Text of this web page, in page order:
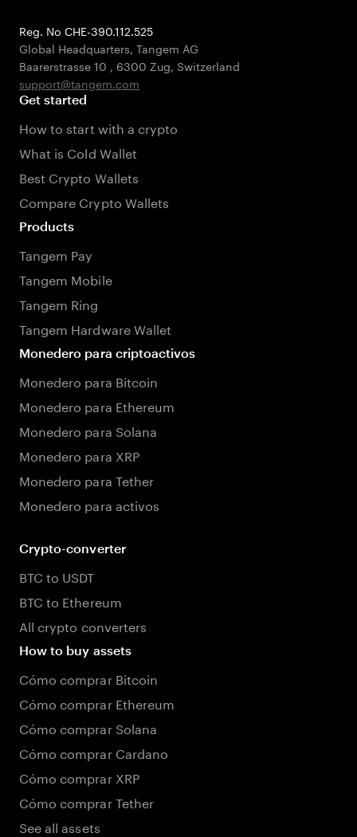
Reg. No CHE-390.112.525
Global Headquarters, Tangem AG
Baarerstrasse 10 , 6300 Zug, Switzerland
support@tangem.com
Get started
How to start with a crypto
What is Cold Wallet
Best Crypto Wallets
Compare Crypto Wallets
Products
Tangem Pay
Tangem Mobile
Tangem Ring
Tangem Hardware Wallet
Monedero para criptoactivos
Monedero para Bitcoin
Monedero para Ethereum
Monedero para Solana
Monedero para XRP
Monedero para Tether
Monedero para activos
Crypto-converter
BTC to USDT
BTC to Ethereum
All crypto converters
How to buy assets
Cómo comprar Bitcoin
Cómo comprar Ethereum
Cómo comprar Solana
Cómo comprar Cardano
Cómo comprar XRP
Cómo comprar Tether
See all assets